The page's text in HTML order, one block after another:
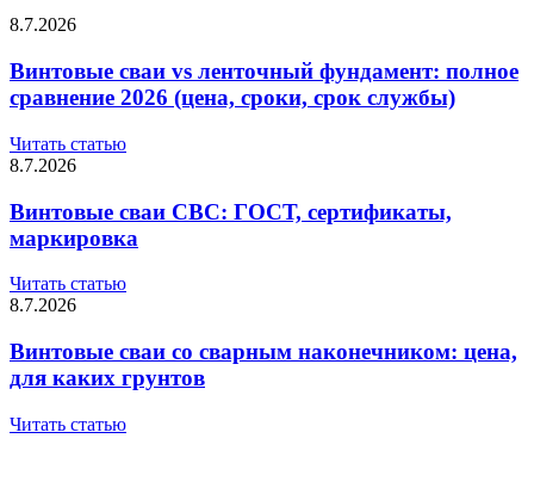
8.7.2026
Винтовые сваи vs ленточный фундамент: полное
сравнение 2026 (цена, сроки, срок службы)
Читать статью
8.7.2026
Винтовые сваи СВС: ГОСТ, сертификаты,
маркировка
Читать статью
8.7.2026
Винтовые сваи со сварным наконечником: цена,
для каких грунтов
Читать статью